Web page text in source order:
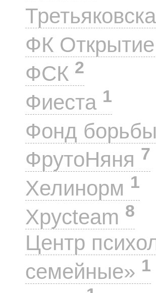
ФК Открытие
ФСК 2
Фиеста 1
Фонд
ФрутоНяня 7
Хелинорм 1
Хрусteam 8
Центр
семейные» 1